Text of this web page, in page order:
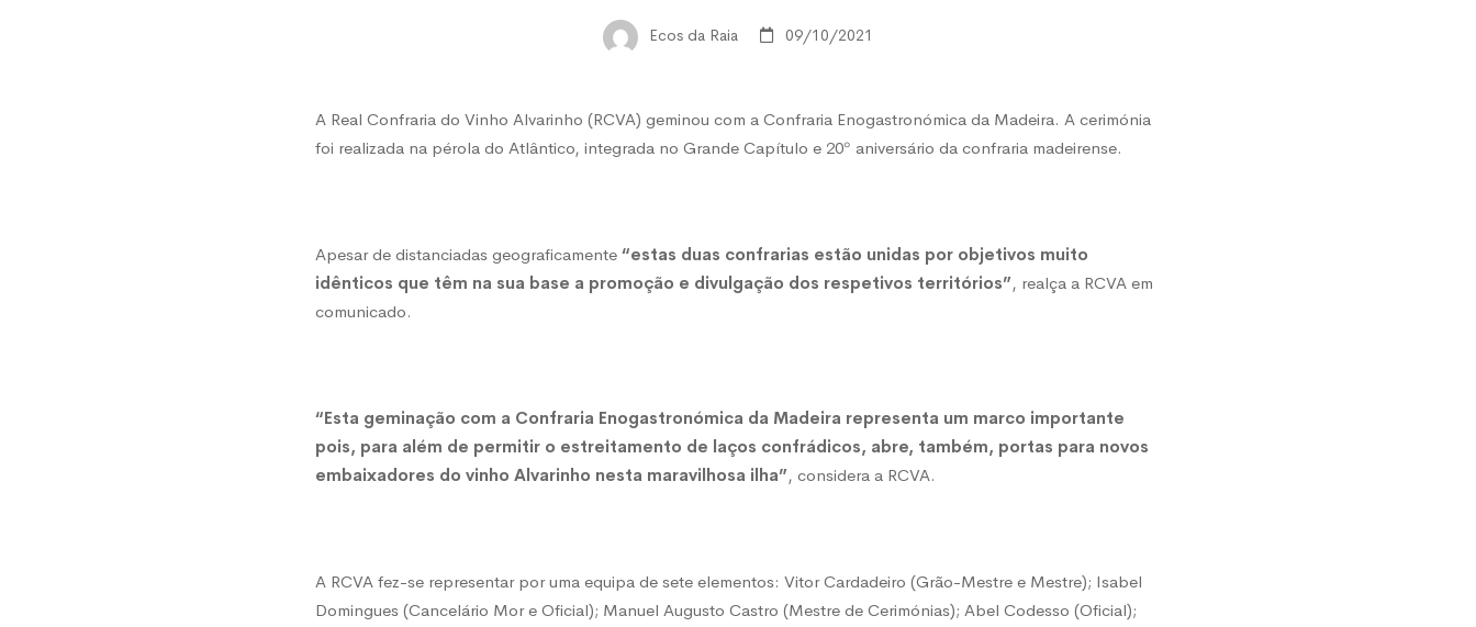
Alvarinho
geminou
com
Confraria
da
Ecos da Raia 09/10/2021
A Real Confraria do Vinho Alvarinho (RCVA) geminou com a Confraria Enogastronómica da Madeira. A cerimónia
foi realizada na pérola do Atlântico, integrada no Grande Capítulo e 20º aniversário da confraria madeirense.
Apesar de distanciadas geograficamente “estas duas confrarias estão unidas por objetivos muito
idênticos que têm na sua base a promoção e divulgação dos respetivos territórios”, realça a RCVA em
comunicado.
“Esta geminação com a Confraria Enogastronómica da Madeira representa um marco importante
pois, para além de permitir o estreitamento de laços confrádicos, abre, também, portas para novos
embaixadores do vinho Alvarinho nesta maravilhosa ilha”, considera a RCVA.
A RCVA fez-se representar por uma equipa de sete elementos: Vitor Cardadeiro (Grão-Mestre e Mestre); Isabel
Domingues (Cancelário Mor e Oficial); Manuel Augusto Castro (Mestre de Cerimónias); Abel Codesso (Oficial);